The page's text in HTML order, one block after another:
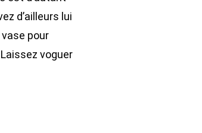
d’ailleurs lui
pour
voguer